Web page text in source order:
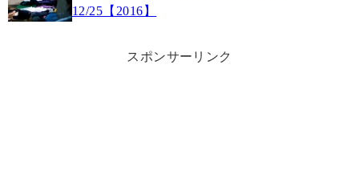
12/25【2016】
スポンサーリンク